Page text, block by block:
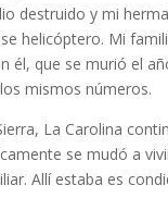
destruido y mi
helicóptero. Mi
él, que se murió el
mismos números.
La Carolina
se mudó a
Allí estaba es­